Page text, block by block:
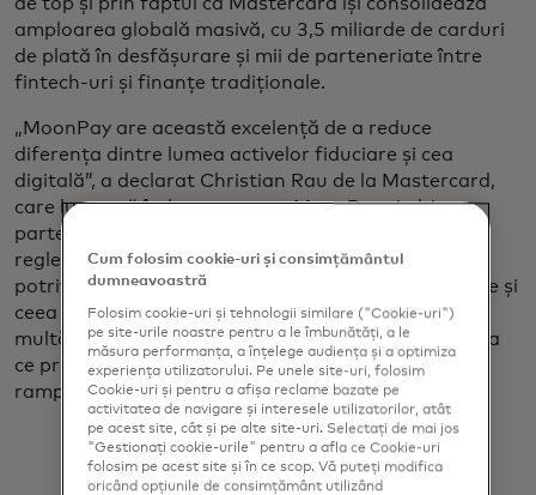
amploarea globală masivă, cu 3,5 miliarde de carduri
de plată în desfășurare și mii de parteneriate între
fintech-uri și finanțe tradiționale.
„MoonPay are această excelență de a reduce
diferența dintre lumea activelor fiduciare și cea
digitală”, a declarat Christian Rau de la Mastercard,
care lucrează îndeaproape cu MoonPay și alți
parteneri cripto. „Observăm că, având în vedere
reglementările din Europa, din SUA, este momentul
potrivit să combinăm ceea ce MoonPay poate aduce și
ceea ce Mastercard poate aduce pentru a debloca
multă valoare pentru utilizatorii de portofele în ceea
ce privește cazurile de utilizare și plățile de tip „on-
ramp-off”.”
Cum folosim cookie-uri și consimțământul
dumneavoastră
Folosim cookie-uri și tehnologii similare ("Cookie-uri")
pe site-urile noastre pentru a le îmbunătăți, a le
măsura performanța, a înțelege audiența și a optimiza
experiența utilizatorului. Pe unele site-uri, folosim
Cookie-uri și pentru a afișa reclame bazate pe
activitatea de navigare și interesele utilizatorilor, atât
pe acest site, cât și pe alte site-uri. Selectați de mai jos
"Gestionați cookie-urile" pentru a afla ce Cookie-uri
folosim pe acest site și în ce scop. Vă puteți modifica
oricând opțiunile de consimțământ utilizând